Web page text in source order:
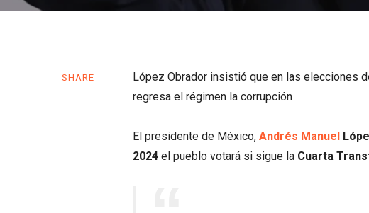
SHARE
López Obrador insistió que en las elecciones
regresa el régimen la corrupción
El presidente de México, Andrés Manuel
2024 el pueblo votará si sigue la Cuarta